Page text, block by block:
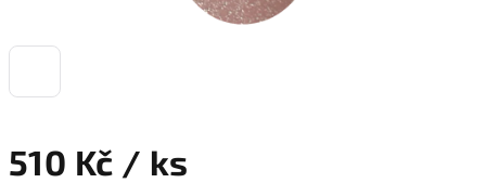
510 Kč / ks